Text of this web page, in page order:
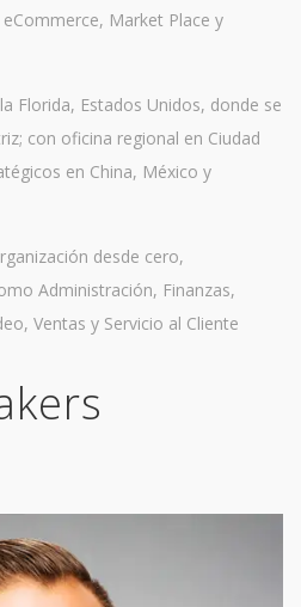
Market Place y
Florida, Estados Unidos, donde se
con oficina regional en Ciudad
en China, México y
desde cero,
Administración, Finanzas,
Ventas y Servicio al Cliente